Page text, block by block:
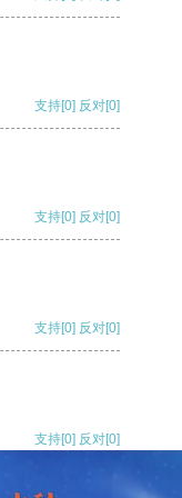
支持[0] 反对[0]
支持[0] 反对[0]
支持[0] 反对[0]
支持[0] 反对[0]